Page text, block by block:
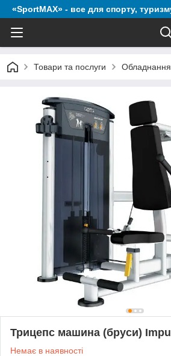
«SportMAX» - все для спорту,
Товари та послуги Обладнання
Трицепс машина (бруси)
Немає в наявності